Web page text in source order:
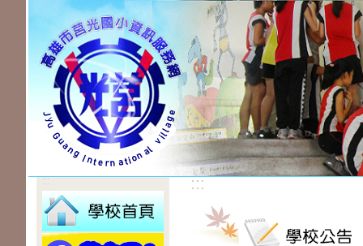
::: :::